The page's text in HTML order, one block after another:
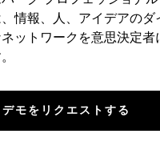
情報、人、アイデアのダ
ネットワークを意思決定者
デモをリクエストする